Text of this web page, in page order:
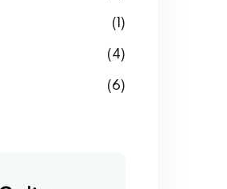
(1)
(4)
(6)